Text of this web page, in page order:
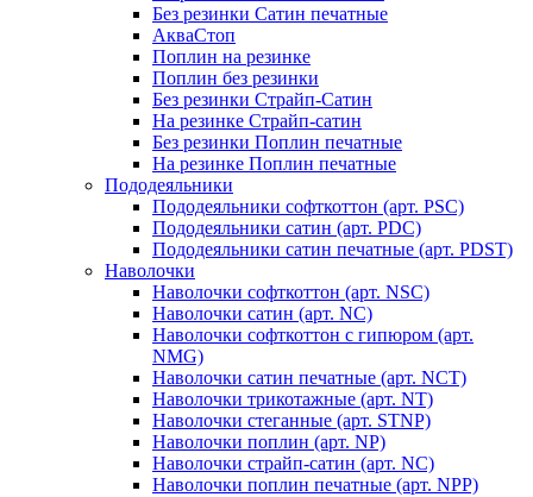
Без резинки Сатин печатные
АкваСтоп
Поплин на резинке
Поплин без резинки
Без резинки Страйп-Сатин
На резинке Страйп-сатин
Без резинки Поплин печатные
На резинке Поплин печатные
Пододеяльники
Пододеяльники софткоттон (арт. PSC)
Пододеяльники сатин (арт. PDC)
Пододеяльники сатин печатные (арт. PDST)
Наволочки
Наволочки софткоттон (арт. NSC)
Наволочки сатин (арт. NC)
Наволочки софткоттон с гипюром (арт.
NMG)
Наволочки сатин печатные (арт. NCT)
Наволочки трикотажные (арт. NT)
Наволочки стеганные (арт. STNP)
Наволочки поплин (арт. NP)
Наволочки страйп-сатин (арт. NC)
Наволочки поплин печатные (арт. NPP)